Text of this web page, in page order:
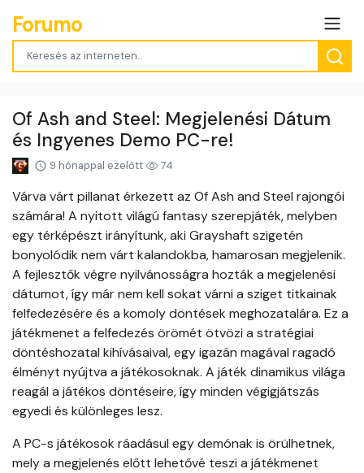
Forumo
Of Ash and Steel: Megjelenési Dátum
és Ingyenes Demo PC-re!
9 hónappal ezelőtt 74
Várva várt pillanat érkezett az Of Ash and Steel rajongói
számára! A nyitott világú fantasy szerepjáték, melyben
egy térképészt irányítunk, aki Grayshaft szigetén
bonyolódik nem várt kalandokba, hamarosan megjelenik.
A fejlesztők végre nyilvánosságra hozták a megjelenési
dátumot, így már nem kell sokat várni a sziget titkainak
felfedezésére és a komoly döntések meghozatalára. Ez a
játékmenet a felfedezés örömét ötvözi a stratégiai
döntéshozatal kihívásaival, egy igazán magával ragadó
élményt nyújtva a játékosoknak. A játék dinamikus világa
reagál a játékos döntéseire, így minden végigjátszás
egyedi és különleges lesz.
A PC-s játékosok ráadásul egy demónak is örülhetnek,
mely a megjelenés előtt lehetővé teszi a játékmenet